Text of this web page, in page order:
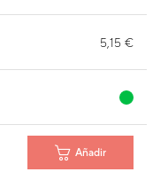
5,15 €
Añadir